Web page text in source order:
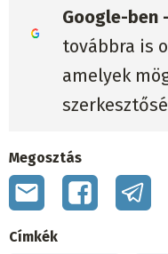
Google-ben
továbbra is
amelyek
Megosztás
Címkék